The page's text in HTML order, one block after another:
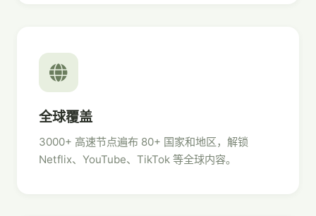
全球覆盖
3000+ 高速节点遍布 80+ 国家和地区，解锁
Netflix、YouTube、TikTok 等全球内容。